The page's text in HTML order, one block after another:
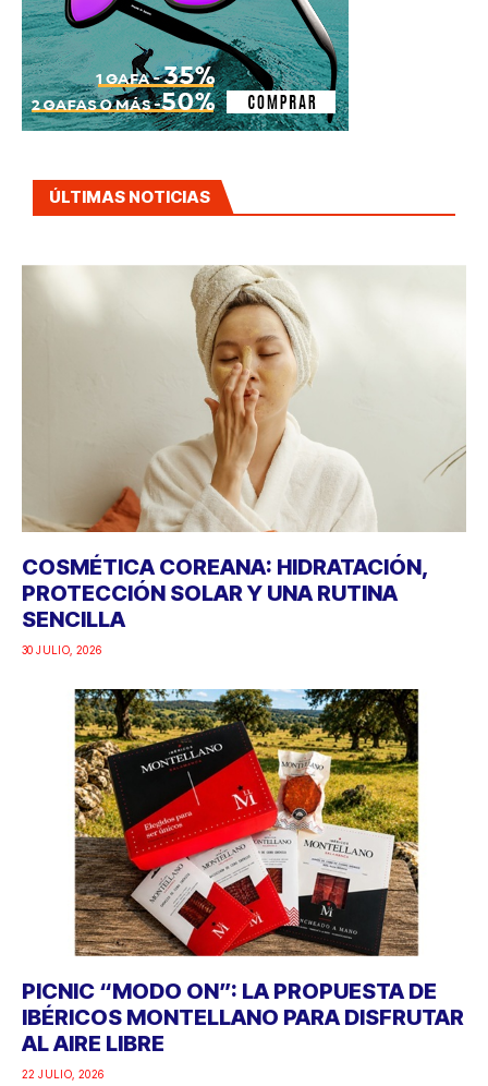
ÚLTIMAS NOTICIAS
COSMÉTICA COREANA: HIDRATACIÓN,
PROTECCIÓN SOLAR Y UNA RUTINA
SENCILLA
30 JULIO, 2026
PICNIC “MODO ON”: LA PROPUESTA DE
IBÉRICOS MONTELLANO PARA DISFRUTAR
AL AIRE LIBRE
22 JULIO, 2026